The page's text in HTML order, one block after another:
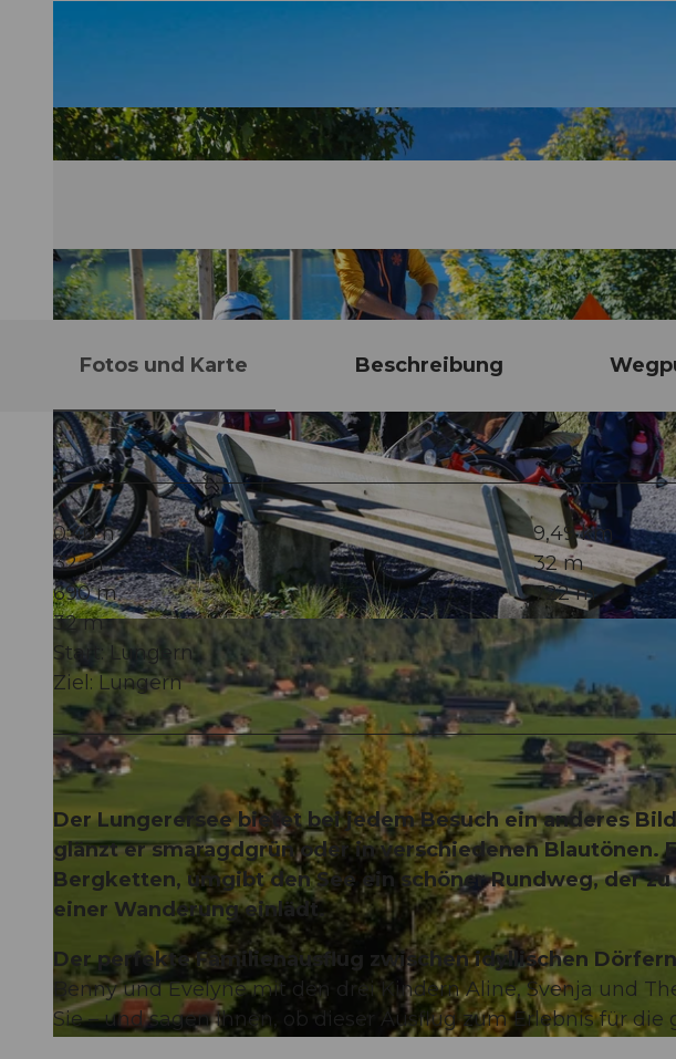
© ahundredandten.com, Obwalden Tourismus
Fotos und Karte Beschreibung
0:40 h
9,49 km
32 m
32 m
690 m
722 m
32 m
Start: Lungern
Ziel: Lungern
Der Lungerersee bietet bei jedem Besuch ein anderes
glänzt er smaragdgrün oder in verschiedenen Blautönen.
Bergketten, umgibt den See ein schöner Rundweg, der
einer Wanderung einlädt.
Der perfekte Familienausflug zwischen idyllischen
Benny und Evelyne mit den drei Kindern Aline, Svenja und
Sie – und sagen Ihnen, ob dieser Ausflug zum Erlebnis für die